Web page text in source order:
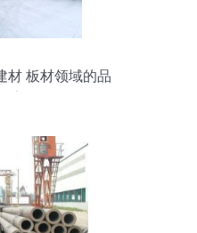
材 板材领域的品